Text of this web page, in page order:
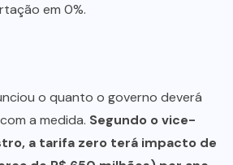
em 0%.
o quanto o governo deverá
a medida. Segundo o vice-
a tarifa zero terá impacto de